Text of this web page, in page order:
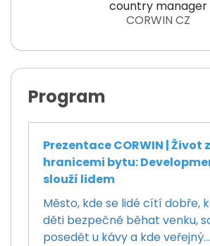
country manager
CORWIN CZ
Program
Prezentace CORWIN | Život
hranicemi bytu:
slouží lidem
Město, kde se lidé cítí dobře,
děti bezpečně běhat venku,
posedět u kávy a kde veřejný...